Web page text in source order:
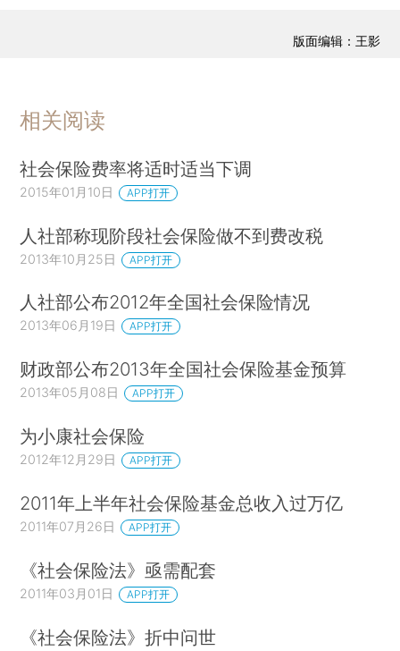
版面编辑：王影
相关阅读
社会保险费率将适时适当下调
2015年01月10日 APP打开
人社部称现阶段社会保险做不到费改税
2013年10月25日 APP打开
人社部公布2012年全国社会保险情况
2013年06月19日 APP打开
财政部公布2013年全国社会保险基金预算
2013年05月08日 APP打开
为小康社会保险
2012年12月29日 APP打开
2011年上半年社会保险基金总收入过万亿
2011年07月26日 APP打开
《社会保险法》亟需配套
2011年03月01日 APP打开
《社会保险法》折中问世